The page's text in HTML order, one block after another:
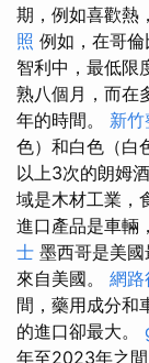
期，例如喜歡熱
照 例如，在哥
智利中，最低限
熟八個月，而在
年的時間。 新
色）和白色（白
以上3次的朗姆
域是木材工業，
進口產品是車輛
士 墨西哥是美
來自美國。 網路
間，藥用成分和
的進口卻最大。
年至2023年之